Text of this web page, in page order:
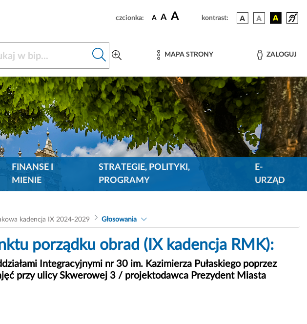
czcionka: A A A kontrast:
MAPA STRONY ZALOGUJ
FINANSE I
MIENIE
STRATEGIE, POLITYKI,
PROGRAMY
E-
URZĄD
kadencja IX 2024-2029 Głosowania
porządku obrad (IX kadencja RMK):
Integracyjnymi nr 30 im. Kazimierza Pułaskiego poprzez
przy ulicy Skwerowej 3 / projektodawca Prezydent Miasta